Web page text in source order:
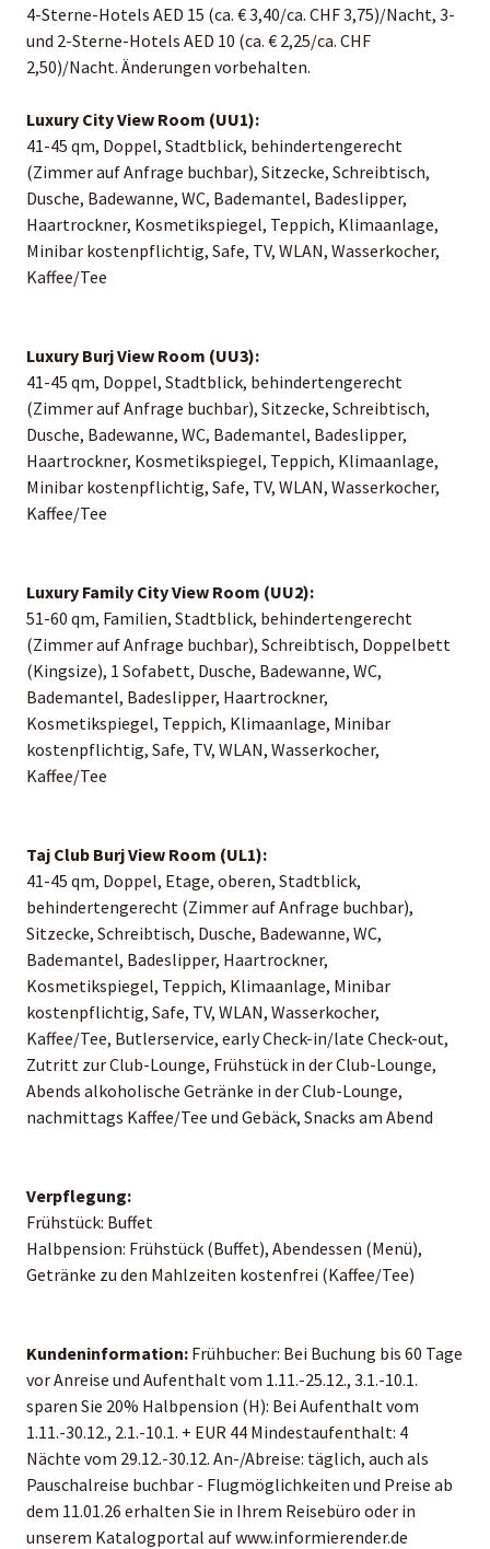
4-Sterne-Hotels AED 15 (ca. € 3,40/ca. CHF 3,75)/Nacht, 3-
und 2-Sterne-Hotels AED 10 (ca. € 2,25/ca. CHF
2,50)/Nacht. Änderungen vorbehalten.
Luxury City View Room (UU1):
41-45 qm, Doppel, Stadtblick, behindertengerecht
(Zimmer auf Anfrage buchbar), Sitzecke, Schreibtisch,
Dusche, Badewanne, WC, Bademantel, Badeslipper,
Haartrockner, Kosmetikspiegel, Teppich, Klimaanlage,
Minibar kostenpflichtig, Safe, TV, WLAN, Wasserkocher,
Kaffee/Tee
Luxury Burj View Room (UU3):
41-45 qm, Doppel, Stadtblick, behindertengerecht
(Zimmer auf Anfrage buchbar), Sitzecke, Schreibtisch,
Dusche, Badewanne, WC, Bademantel, Badeslipper,
Haartrockner, Kosmetikspiegel, Teppich, Klimaanlage,
Minibar kostenpflichtig, Safe, TV, WLAN, Wasserkocher,
Kaffee/Tee
Luxury Family City View Room (UU2):
51-60 qm, Familien, Stadtblick, behindertengerecht
(Zimmer auf Anfrage buchbar), Schreibtisch, Doppelbett
(Kingsize), 1 Sofabett, Dusche, Badewanne, WC,
Bademantel, Badeslipper, Haartrockner,
Kosmetikspiegel, Teppich, Klimaanlage, Minibar
kostenpflichtig, Safe, TV, WLAN, Wasserkocher,
Kaffee/Tee
Taj Club Burj View Room (UL1):
41-45 qm, Doppel, Etage, oberen, Stadtblick,
behindertengerecht (Zimmer auf Anfrage buchbar),
Sitzecke, Schreibtisch, Dusche, Badewanne, WC,
Bademantel, Badeslipper, Haartrockner,
Kosmetikspiegel, Teppich, Klimaanlage, Minibar
kostenpflichtig, Safe, TV, WLAN, Wasserkocher,
Kaffee/Tee, Butlerservice, early Check-in/late Check-out,
Zutritt zur Club-Lounge, Frühstück in der Club-Lounge,
Abends alkoholische Getränke in der Club-Lounge,
nachmittags Kaffee/Tee und Gebäck, Snacks am Abend
Verpflegung:
Frühstück: Buffet
Halbpension: Frühstück (Buffet), Abendessen (Menü),
Getränke zu den Mahlzeiten kostenfrei (Kaffee/Tee)
Kundeninformation: Frühbucher: Bei Buchung bis 60 Tage
vor Anreise und Aufenthalt vom 1.11.-25.12., 3.1.-10.1.
sparen Sie 20% Halbpension (H): Bei Aufenthalt vom
1.11.-30.12., 2.1.-10.1. + EUR 44 Mindestaufenthalt: 4
Nächte vom 29.12.-30.12. An-/Abreise: täglich, auch als
Pauschalreise buchbar - Flugmöglichkeiten und Preise ab
dem 11.01.26 erhalten Sie in Ihrem Reisebüro oder in
unserem Katalogportal auf www.informierender.de